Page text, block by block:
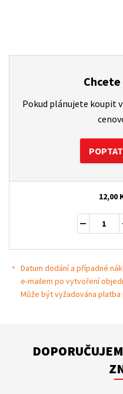
Chcete
Pokud plánujete koupit
12,00
Datum dodání a případné
e-mailem po vytvoření
Může být vyžadována